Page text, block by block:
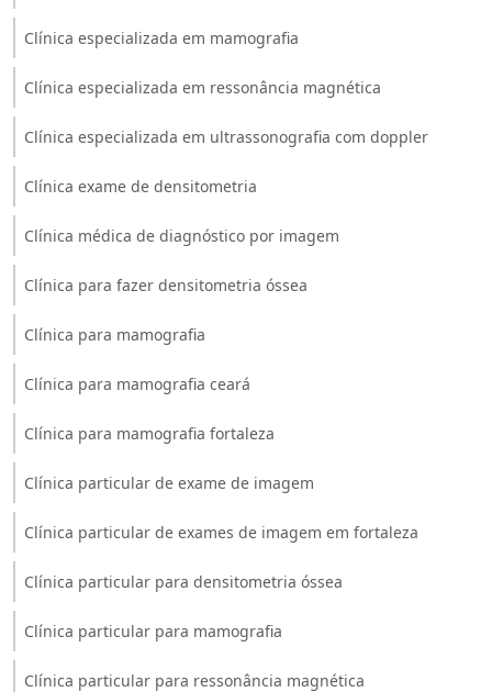
Clínica especializada em mamografia
Clínica especializada em ressonância magnética
Clínica especializada em ultrassonografia com doppler
Clínica exame de densitometria
Clínica médica de diagnóstico por imagem
Clínica para fazer densitometria óssea
Clínica para mamografia
Clínica para mamografia ceará
Clínica para mamografia fortaleza
Clínica particular de exame de imagem
Clínica particular de exames de imagem em fortaleza
Clínica particular para densitometria óssea
Clínica particular para mamografia
Clínica particular para ressonância magnética